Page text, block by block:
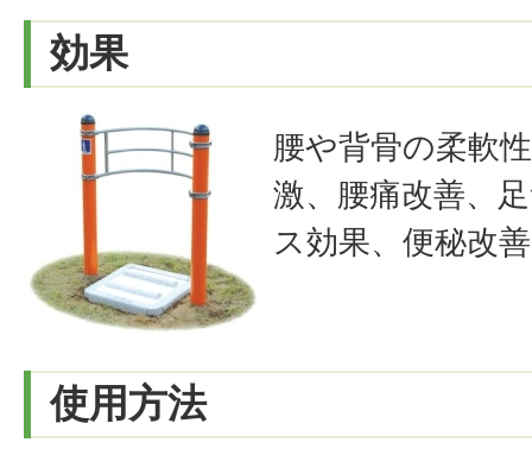
効果
腰や背骨の柔軟
激、腰痛改善、
ス効果、便秘改善
使用方法